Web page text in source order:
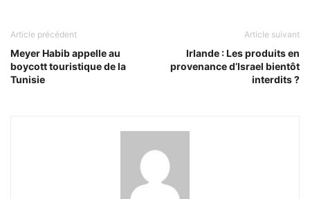
Article précédent
Meyer Habib appelle au
boycott touristique de la
Tunisie
Article suivant
Irlande : Les produits en
provenance d’Israel bientôt
interdits ?